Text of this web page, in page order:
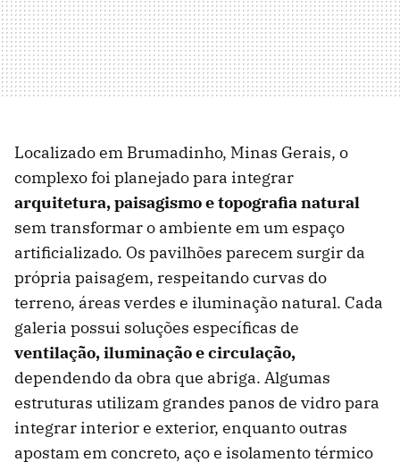
Localizado em Brumadinho, Minas Gerais, o
complexo foi planejado para integrar
arquitetura, paisagismo e topografia natural
sem transformar o ambiente em um espaço
artificializado. Os pavilhões parecem surgir da
própria paisagem, respeitando curvas do
terreno, áreas verdes e iluminação natural. Cada
galeria possui soluções específicas de
ventilação, iluminação e circulação,
dependendo da obra que abriga. Algumas
estruturas utilizam grandes panos de vidro para
integrar interior e exterior, enquanto outras
apostam em concreto, aço e isolamento térmico